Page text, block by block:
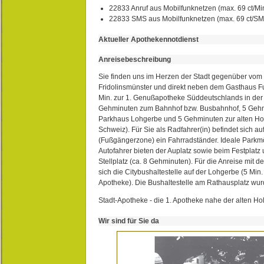
22833 Anruf aus Mobilfunknetzen (max. 69 ct/
22833 SMS aus Mobilfunknetzen (max. 69 ct/
Aktueller Apothekennotdienst
Anreisebeschreibung
Sie finden uns im Herzen der Stadt gegenüber
Fridolinsmünster und direkt neben dem Gasthaus
Min. zur 1. Genußapotheke Süddeutschlands in
Gehminuten zum Bahnhof bzw. Busbahnhof, 5
Parkhaus Lohgerbe und 5 Gehminuten zur alten
Schweiz). Für Sie als Radfahrer(in) befindet sich
(Fußgängerzone) ein Fahrradständer. Ideale
Autofahrer bieten der Auplatz sowie beim Festplatz
Stellplatz (ca. 8 Gehminuten). Für die Anreise mit
sich die Citybushaltestelle auf der Lohgerbe (5
Apotheke). Die Bushaltestelle am Rathausplatz
Stadt-Apotheke - die 1. Apotheke nahe der alten
Wir sind für Sie da